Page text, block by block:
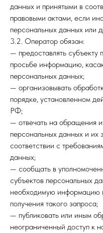
данных и принятыми в
правовыми актами, если
персональных данных или
3.2. Оператор обязан:
— предоставлять субъекту
просьбе информацию,
персональных данных;
— организовывать
порядке, установленном
РФ;
— отвечать на обращения
персональных данных и их
соответствии с
данных;
— сообщать в
субъектов персональных
необходимую информацию
получения такого запроса;
— публиковать или иным
неограниченный доступ к